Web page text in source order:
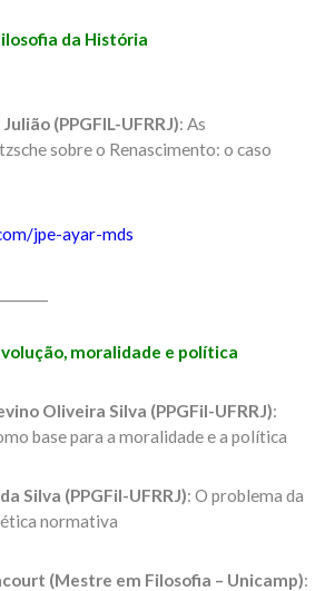
da História
(PPGFIL-UFRRJ): As
sobre o Renascimento: o caso
jpe-ayar-mds
moralidade e política
Oliveira Silva (PPGFil-UFRRJ):
base para a moralidade e a política
Silva (PPGFil-UFRRJ): O problema da
normativa
(Mestre em Filosofia – Unicamp):